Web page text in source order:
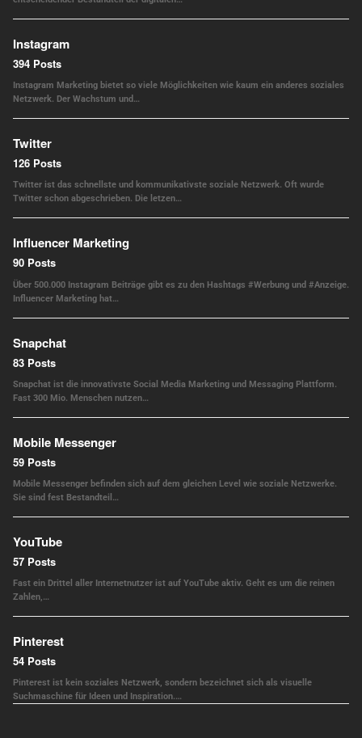
Instagram
394 Posts
Instagram Marketing bietet so viele Möglichkeiten wie kaum ein anderes soziales
Netzwerk. Der Wachstum und…
Twitter
126 Posts
Twitter ist das schnellste und kommunikativste soziale Netzwerk. Oft wurde
Twitter schon abgeschrieben. Die letzen…
Influencer Marketing
90 Posts
Über 500.000 Instagram Beiträge gibt es zu den Hashtags #Werbung und #Anzeige.
Influencer Marketing hat…
Snapchat
83 Posts
Snapchat ist die innovativste Social Media Marketing und Messaging Plattform.
Fast 300 Mio. Menschen nutzen…
Mobile Messenger
59 Posts
Mobile Messenger befinden sich auf dem gleichen Level wie soziale Netzwerke.
Sie sind fest Bestandteil…
YouTube
57 Posts
Fast ein Drittel aller Internetnutzer ist auf YouTube aktiv. Geht es um die reinen
Zahlen,…
Pinterest
54 Posts
Pinterest ist kein soziales Netzwerk, sondern bezeichnet sich als visuelle
Suchmaschine für Ideen und Inspiration.…